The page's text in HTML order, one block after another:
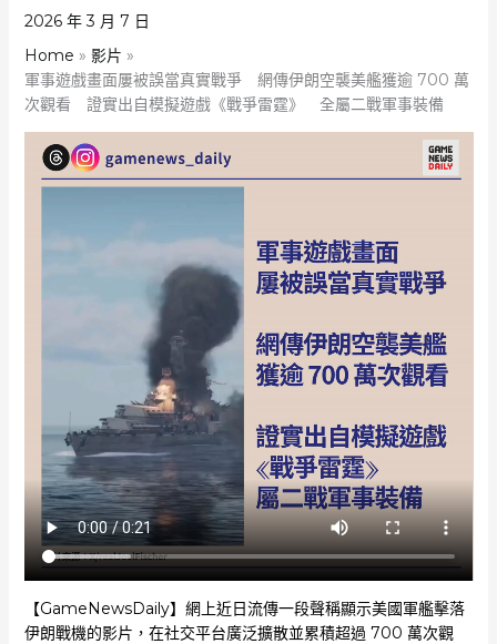
2026 年 3 月 7 日
Home
影片
軍事遊戲畫面屢被誤當真實戰爭 網傳伊朗空襲美艦獲逾 700 萬
次觀看 證實出自模擬遊戲《戰爭雷霆》 全屬二戰軍事裝備
【GameNewsDaily】網上近日流傳一段聲稱顯示美國軍艦擊落
伊朗戰機的影片，在社交平台廣泛擴散並累積超過 700 萬次觀